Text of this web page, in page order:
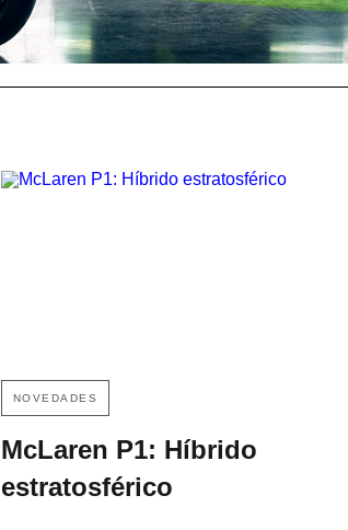
NOVEDADES
McLaren P1: Híbrido
estratosférico